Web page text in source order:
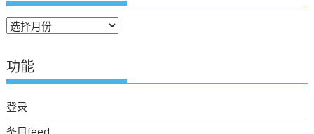
往
新
聞
功能
登录
条目feed